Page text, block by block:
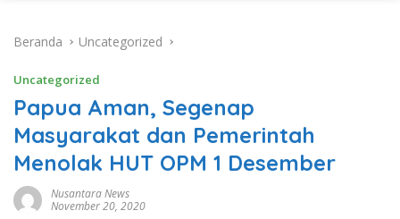
Beranda Uncategorized
Uncategorized
Papua Aman, Segenap
Masyarakat dan Pemerintah
Menolak HUT OPM 1 Desember
Nusantara News
November 20, 2020